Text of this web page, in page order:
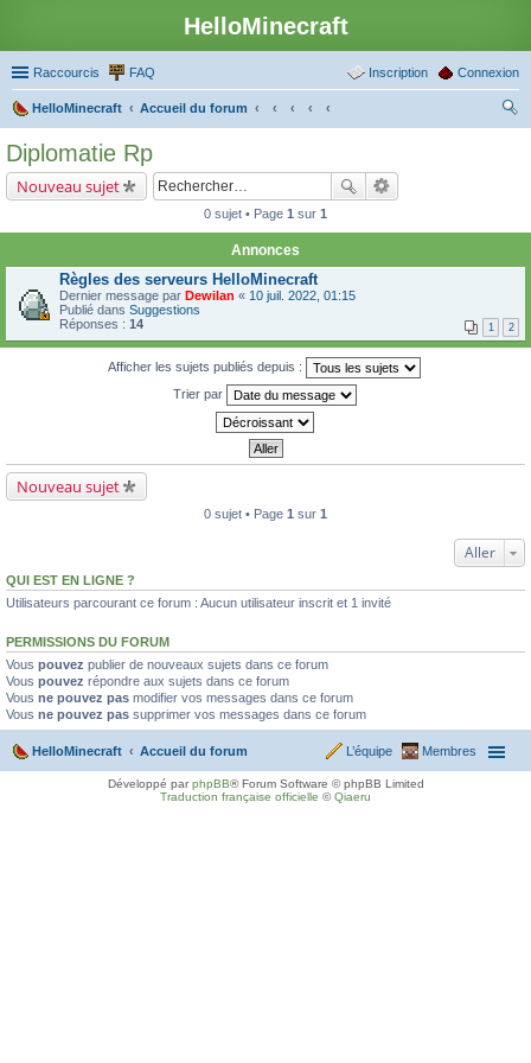
HelloMinecraft
Raccourcis FAQ Connexion
Inscription
HelloMinecraft
Accueil du forum
Diplomatie Rp
Nouveau sujet
0 sujet • Page 1 sur 1
Annonces
Règles des serveurs HelloMinecraft
Dernier message par Dewilan « 10 juil. 2022, 01:15
Publié dans Suggestions
Réponses : 14 1 2
Afficher les sujets publiés depuis :
Trier par
Nouveau sujet
0 sujet • Page 1 sur 1
Aller
QUI EST EN LIGNE ?
Utilisateurs parcourant ce forum : Aucun utilisateur inscrit et 1 invité
PERMISSIONS DU FORUM
Vous pouvez publier de nouveaux sujets dans ce forum
Vous pouvez répondre aux sujets dans ce forum
Vous ne pouvez pas modifier vos messages dans ce forum
Vous ne pouvez pas supprimer vos messages dans ce forum
HelloMinecraft Accueil du forum Membres
L’équipe
Développé parphpBB® Forum Software © phpBB Limited
Traduction française officielle ©Qiaeru